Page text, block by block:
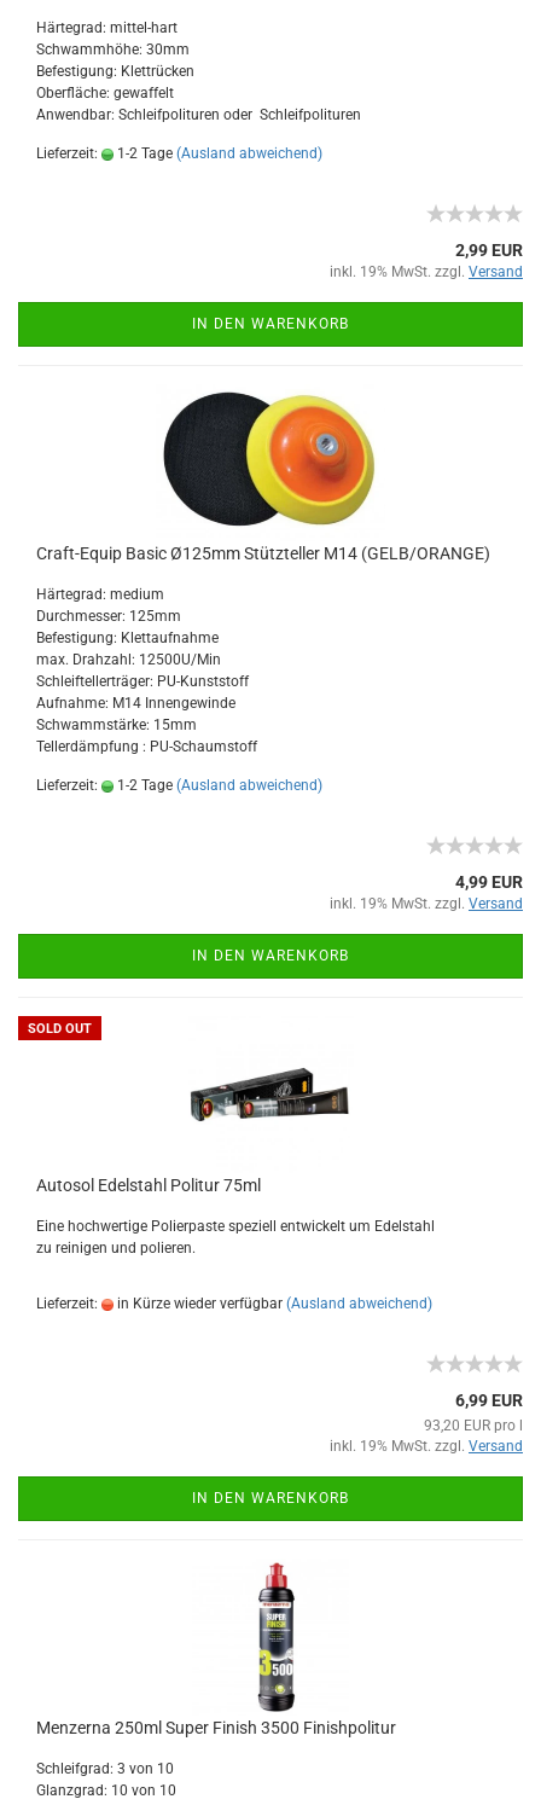
Härtegrad: mittel-hart
Schwammhöhe: 30mm
Befestigung: Klettrücken
Oberfläche: gewaffelt
Anwendbar: Schleifpolituren oder Schleifpolituren
Lieferzeit: 1-2 Tage (Ausland abweichend)
2,99 EUR
inkl. 19% MwSt. zzgl. Versand
IN DEN WARENKORB
Craft-Equip Basic Ø125mm Stützteller M14 (GELB/ORANGE)
Härtegrad: medium
Durchmesser: 125mm
Befestigung: Klettaufnahme
max. Drahzahl: 12500U/Min
Schleiftellerträger: PU-Kunststoff
Aufnahme: M14 Innengewinde
Schwammstärke: 15mm
Tellerdämpfung : PU-Schaumstoff
Lieferzeit: 1-2 Tage (Ausland abweichend)
4,99 EUR
inkl. 19% MwSt. zzgl. Versand
IN DEN WARENKORB
SOLD OUT
Autosol Edelstahl Politur 75ml
Eine hochwertige Polierpaste speziell entwickelt um Edelstahl
zu reinigen und polieren.
Lieferzeit: in Kürze wieder verfügbar (Ausland abweichend)
6,99 EUR
93,20 EUR pro l
inkl. 19% MwSt. zzgl. Versand
IN DEN WARENKORB
Menzerna 250ml Super Finish 3500 Finishpolitur
Schleifgrad: 3 von 10
Glanzgrad: 10 von 10